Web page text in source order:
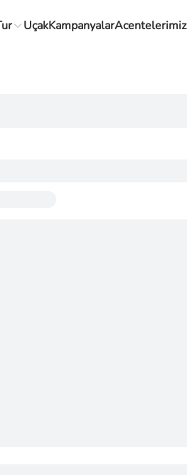
UçakKampanyalarAcentelerimiz